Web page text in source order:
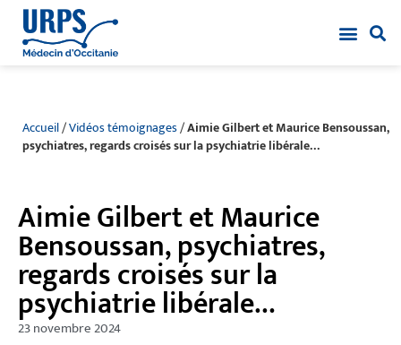
Accueil/Vidéos témoignages/Aimie Gilbert et Maurice Bensoussan,
psychiatres, regards croisés sur la psychiatrie libérale…
Aimie Gilbert et Maurice
Bensoussan, psychiatres,
regards croisés sur la
psychiatrie libérale…
23 novembre 2024